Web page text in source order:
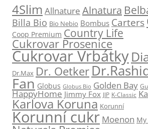
4Slim Allnature Alnatura
Billa Bio Bio Nebio Bombus Carters
Coop Premium Country Life
Cukrovar Prosenice
Cukrovar Vrbátky
Dr.Max Dr. Oetker
Fan Globus Globus Bio Golden Bay
HappyHome Jimmy Fox JIP K-Classic
Karlova Koruna Korunní
Korunní cukr Moenon My